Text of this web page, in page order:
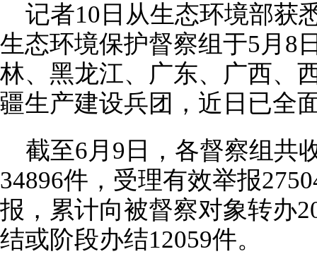
记者10日从生态环境部获
生态环境保护督察组于5月8
林、黑龙江、广东、广西、
疆生产建设兵团，近日已全
截至6月9日，各督察组共
34896件，受理有效举报
报，累计向被督察对象转办
结或阶段办结12059件。